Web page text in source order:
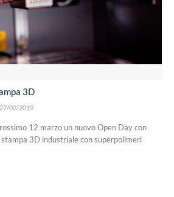
3D
27/02/2019
12 marzo un nuovo Open Day con
3D industriale con superpolimeri